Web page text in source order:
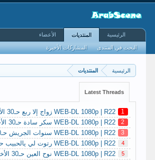
الرئيسية المنتديات
Latest Threads
1 WEB-DL 1080p | R22 زواج إلا ربع حـ30 الأخيرة
2 WEB-DL 1080p | R22 سكر سادة حـ30 الأخيرة
3 WEB-DL 1080p | R22 سنوات الجريش حـ30 الأخيرة
4
WEB-DL 1080p | R22 رتوت لي يالحبيب حـ30 الأخيرة
5
WEB-DL 1080p | R22 نوح العين حـ30 الأخيرة
الرئيسية المنتديات
البحث في المنتدى المشاركات الأخيرة
الأعضاء